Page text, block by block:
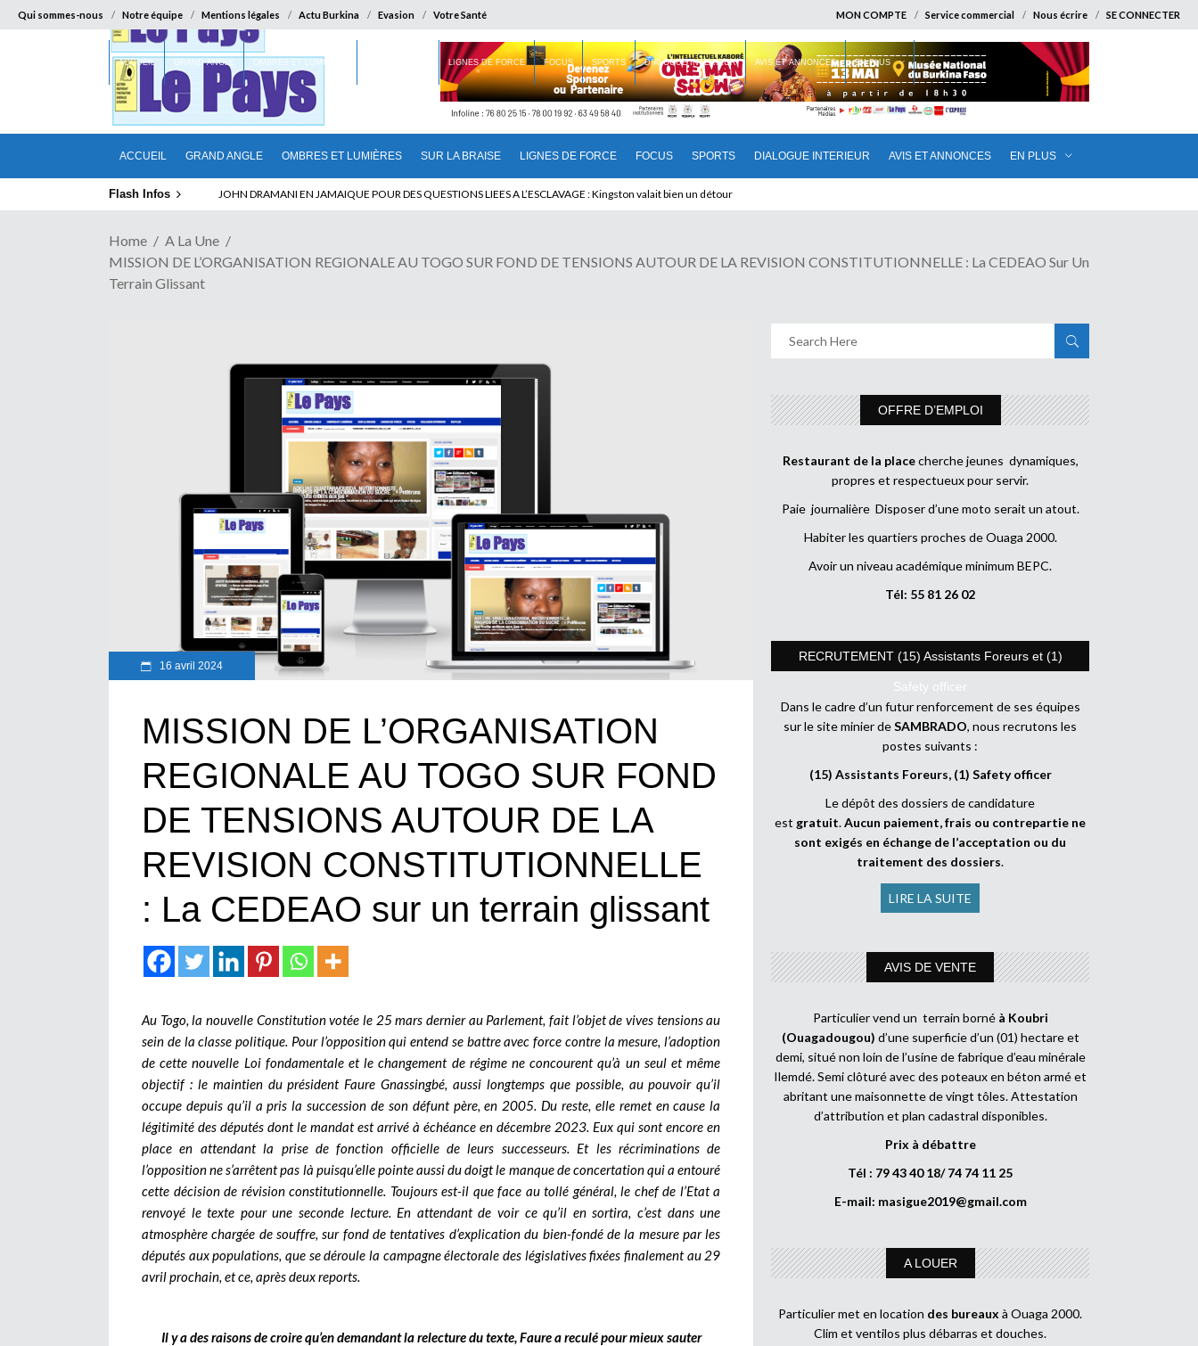
Qui sommes-nous Notre équipe Mentions légales Actu Burkina Evasion Votre Santé MON COMPTE Service commercial Nous écrire SE CONNECTER
ACCUEIL GRAND ANGLE OMBRES ET LUMIÈRES SUR LA BRAISE LIGNES DE FORCE FOCUS SPORTS DIALOGUE INTERIEUR AVIS ET ANNONCES EN PLUS
ACCUEIL GRAND ANGLE OMBRES ET LUMIÈRES LIGNES DE FORCE FOCUS SPORTS DIALOGUE INTERIEUR AVIS ET ANNONCES EN PLUS
Flash Infos ELECTION DE TALON A LA TETE DU SENAT BENINOIS : Quand Patrice quitte le pouvoir sans partir !
Home
A La Une
MISSION DE L’ORGANISATION REGIONALE AU TOGO SUR FOND DE TENSIONS AUTOUR DE LA REVISION CONSTITUTIONNELLE : La CEDEAO Sur Un
Terrain Glissant
16 avril 2024
MISSION DE L’ORGANISATION
REGIONALE AU TOGO SUR FOND
DE TENSIONS AUTOUR DE LA
REVISION CONSTITUTIONNELLE
: La CEDEAO sur un terrain glissant
Au Togo, la nouvelle Constitution votée le 25 mars dernier au Parlement, fait l’objet de vives tensions au
sein de la classe politique. Pour l’opposition qui entend se battre avec force contre la mesure, l’adoption
de cette nouvelle Loi fondamentale et le changement de régime ne concourent qu’à un seul et même
objectif : le maintien du président Faure Gnassingbé, aussi longtemps que possible, au pouvoir qu’il
occupe depuis qu’il a pris la succession de son défunt père, en 2005. Du reste, elle remet en cause la
légitimité des députés dont le mandat est arrivé à échéance en décembre 2023. Eux qui sont encore en
place en attendant la prise de fonction officielle de leurs successeurs. Et les récriminations de
l’opposition ne s’arrêtent pas là puisqu’elle pointe aussi du doigt le manque de concertation qui a entouré
cette décision de révision constitutionnelle. Toujours est-il que face au tollé général, le chef de l’Etat a
renvoyé le texte pour une seconde lecture. En attendant de voir ce qu’il en sortira, c’est dans une
atmosphère chargée de souffre, sur fond de tentatives d’explication du bien-fondé de la mesure par les
députés aux populations, que se déroule la campagne électorale des législatives fixées finalement au 29
avril prochain, et ce, après deux reports.
Il y a des raisons de croire qu’en demandant la relecture du texte, Faure a reculé pour mieux sauter
OFFRE D’EMPLOI
Restaurant de la placecherche jeunes dynamiques,
propres et respectueux pour servir.
Paie journalière Disposer d’une moto serait un atout.
Habiter les quartiers proches de Ouaga 2000.
Avoir un niveau académique minimum BEPC.
Tél: 55 81 26 02
RECRUTEMENT (15) Assistants Foreurs et (1)
Safety officer
Dans le cadre d’un futur renforcement de ses équipes
sur le site minier deSAMBRADO, nous recrutons les
postes suivants :
(15) Assistants Foreurs, (1) Safety officer
Le dépôt des dossiers de candidature
est gratuit.Aucun paiement, frais ou contrepartie ne
sont exigés en échange de l’acceptation ou du
traitement des dossiers.
LIRE LA SUITE
AVIS DE VENTE
Particulier vend un terrain borné à Koubri
(Ouagadougou) d’une superficie d’un (01) hectare et
demi, situé non loin de l’usine de fabrique d’eau minérale
Ilemdé. Semi clôturé avec des poteaux en béton armé et
abritant une maisonnette de vingt tôles. Attestation
d’attribution et plan cadastral disponibles.
Prix à débattre
Tél : 79 43 40 18/ 74 74 11 25
E-mail: masigue2019@gmail.com
A LOUER
Particulier met en location des bureaux à Ouaga 2000.
Clim et ventilos plus débarras et douches.